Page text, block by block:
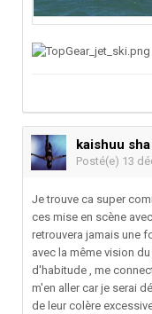
kaishuu sha
Posté(e) 13
Je trouve ca super
ces mise en scène
retrouvera jamais une
avec la même vision
d'habitude , me
m'en aller car je serai
de leur colère